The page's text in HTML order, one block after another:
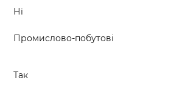
Ні
Промислово-побутові
Так